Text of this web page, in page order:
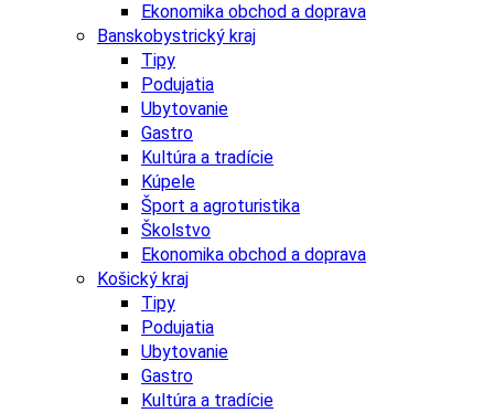
Ekonomika obchod a doprava
Banskobystrický kraj
Tipy
Podujatia
Ubytovanie
Gastro
Kultúra a tradície
Kúpele
Šport a agroturistika
Školstvo
Ekonomika obchod a doprava
Košický kraj
Tipy
Podujatia
Ubytovanie
Gastro
Kultúra a tradície